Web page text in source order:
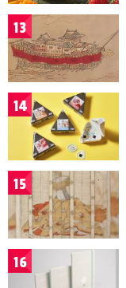
13
14
15
16